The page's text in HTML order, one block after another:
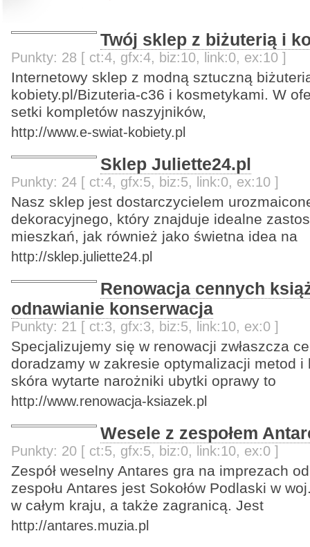
Twój sklep z biżuterią i
Punkty: 28 [ ct:4, gfx:4, biz:10, link:0, ex:10 ]
Internetowy sklep z modną sztuczną
kobiety.pl/Bizuteria-c36 i kosmetykami. W
setki kompletów naszyjników,
http://www.e-swiat-kobiety.pl
Sklep Juliette24.pl
Punkty: 24 [ ct:4, gfx:5, biz:5, link:0, ex:10 ]
Nasz sklep jest dostarczycielem
dekoracyjnego, który znajduje idealne
mieszkań, jak również jako świetna idea na
http://sklep.juliette24.pl
Renowacja cennych
odnawianie konserwacja
Punkty: 21 [ ct:3, gfx:3, biz:5, link:10, ex:0 ]
Specjalizujemy się w renowacji zwłaszcza
doradzamy w zakresie optymalizacji metod
skóra wytarte narożniki ubytki oprawy to
http://www.renowacja-ksiazek.pl
Wesele z zespołem
Punkty: 20 [ ct:5, gfx:5, biz:0, link:10, ex:0 ]
Zespół weselny Antares gra na imprezach
zespołu Antares jest Sokołów Podlaski w
w całym kraju, a także zagranicą. Jest
http://antares.muzia.pl